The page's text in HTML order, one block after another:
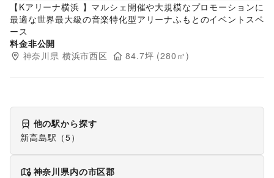
【Kアリーナ横浜 】マルシェ開催や大規模なプロモーションに
最適な世界最大級の音楽特化型アリーナふもとのイベントスペ
ース
料金非公開
神奈川県 横浜市西区 84.7坪 (280 ㎡)
他の駅から探す
新高島駅（5）
神奈川県内の市区郡